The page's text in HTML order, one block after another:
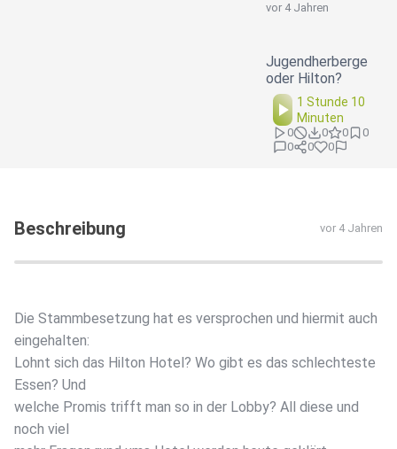
vor 4 Jahren
Jugendherberge
oder Hilton?
1 Stunde 10
Minuten
0 0 0
0
0
0 0
Beschreibung vor 4 Jahren
Die Stammbesetzung hat es versprochen und hiermit auch
eingehalten:
Lohnt sich das Hilton Hotel? Wo gibt es das schlechteste
Essen? Und
welche Promis trifft man so in der Lobby? All diese und
noch viel